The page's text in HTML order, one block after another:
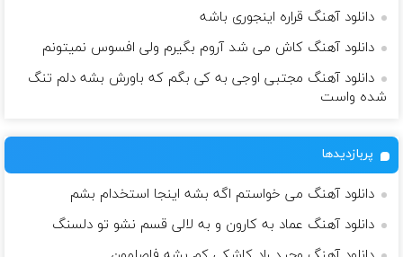
دانلود آهنگ قراره اینجوری باشه
دانلود آهنگ کاش می شد آروم بگیرم ولی افسوس نمیتونم
دانلود آهنگ مجتبی اوجی به کی بگم که باورش بشه دلم تنگ
شده واست
پربازدیدها
دانلود آهنگ می خواستم اگه بشه اینجا استخدام بشم
دانلود آهنگ عماد به کارون و به لالی قسم نشو تو دلسنگ